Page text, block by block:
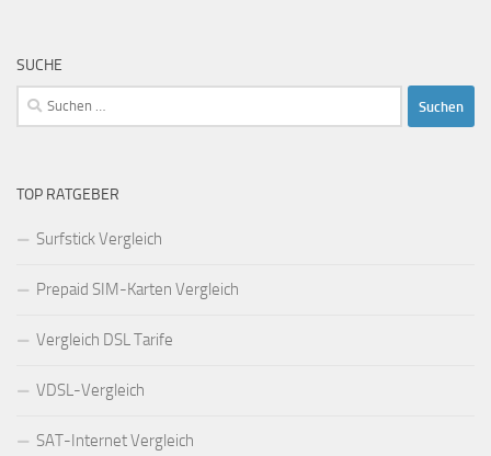
SUCHE
Suchen
nach:
TOP RATGEBER
Surfstick Vergleich
Prepaid SIM-Karten Vergleich
Vergleich DSL Tarife
VDSL-Vergleich
SAT-Internet Vergleich